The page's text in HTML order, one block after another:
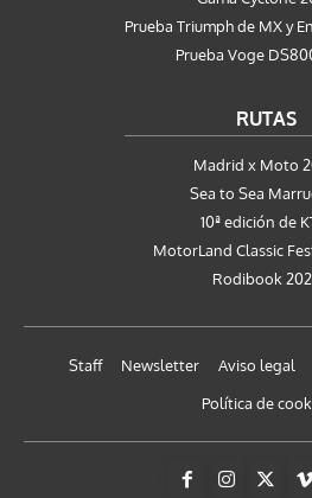
Prueba Triumph de MX y
Prueba Voge
RUTAS
Madrid x Moto
Sea to Sea
10ª edición de
MotorLand Classic
Rodibook
Staff Newsletter Aviso legal
Política de